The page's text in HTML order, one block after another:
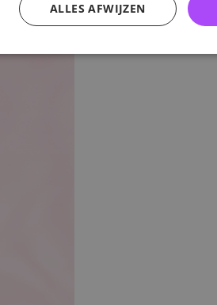
ALLES AFWIJZEN